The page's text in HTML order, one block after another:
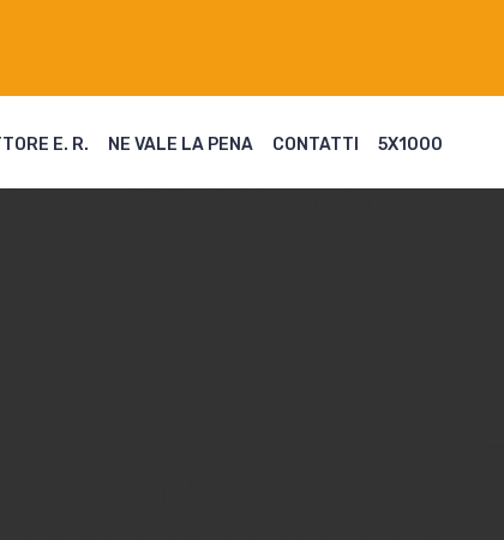
E. R. NE VALE LA PENA CONTATTI 5X1000